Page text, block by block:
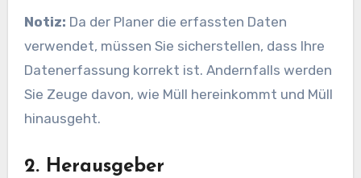
Notiz: Da der Planer die erfassten Daten
verwendet, müssen Sie sicherstellen, dass Ihre
Datenerfassung korrekt ist. Andernfalls werden
Sie Zeuge davon, wie Müll hereinkommt und Müll
hinausgeht.
2. Herausgeber